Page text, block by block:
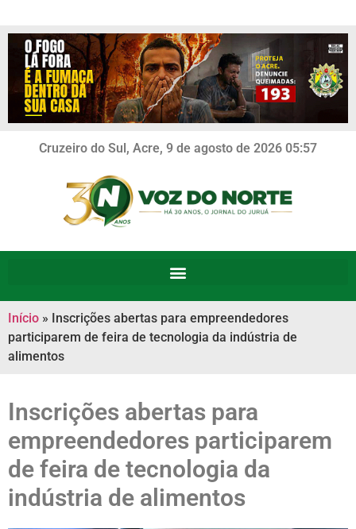
Cruzeiro do Sul, Acre, 9 de agosto de 2026 05:57
Início » Inscrições abertas para empreendedores
participarem de feira de tecnologia da indústria de
alimentos
Inscrições abertas para
empreendedores participarem
de feira de tecnologia da
indústria de alimentos